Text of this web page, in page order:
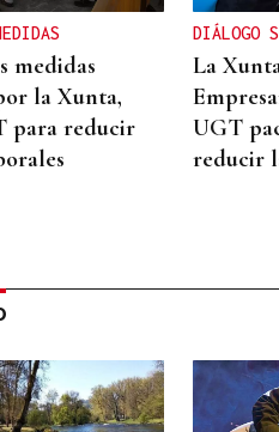
medidas
la Xunta,
para reducir
DIÁLOGO
La
UGT
reducir
LEGAL